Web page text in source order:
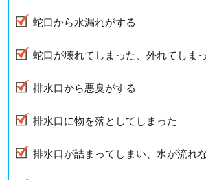
蛇口から水漏れがする
蛇口が壊れてしまった、外れてしま
排水口から悪臭がする
排水口に物を落としてしまった
排水口が詰まってしまい、水が流れ